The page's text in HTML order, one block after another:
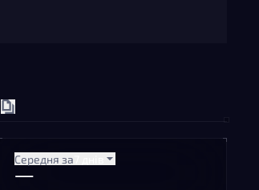
Середня за
—